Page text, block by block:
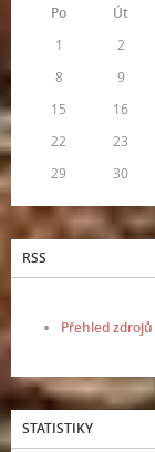
Po
Út
1
2
8
9
15
16
22
23
29
30
RSS
Přehled zdrojů
STATISTIKY